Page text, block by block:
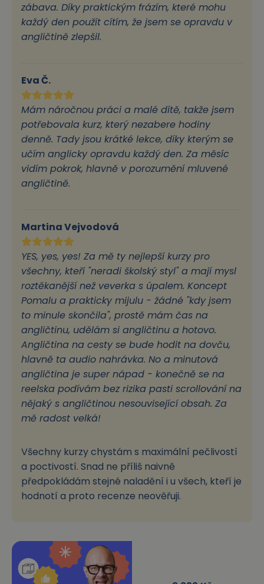
zábava. Díky praktickým frázím, které mohu
každý den použít cítím, že jsem se opravdu v
angličtině zlepšil.
Eva Č.
Mám náročnou práci a malé dítě, takže jsem
potřebovala kurz, který nezabere hodiny
denně. Tady jsou krátké lekce, díky kterým se
učím anglicky opravdu každý den. Za měsíc
vidím pokrok, hlavně v porozumění mluvené
angličtině.
Martina Vejvodová
YES, yes, yes! Za mě ty nejlepší kurzy pro
všechny, kteří "neradi školský styl" a mají mysl
roztěkanější než veverka s úpalem. Koncept
Pomalu a prakticky mijulu - žádné "kdy jsem
to minule skončila", prostě mám čas na
angličtinu, udělám si angličtinu a hotovo.
Angličtina na cesty se bude hodit na dovču,
hlavně ta audio nahrávka. No a minutová
angličtina je super nápad - konečně se na
reelska podívám bez rizika pasti scrollování na
nějaký s angličtinou nesouvisející obsah. Za
mě radost velká!
Všechny kurzy chystám s maximální pečlivostí
a poctivostí. Snad ne příliš naivně
předpokládám stejné naladění i u všech, kteří je
hodnotí a proto recenze neověřuji.